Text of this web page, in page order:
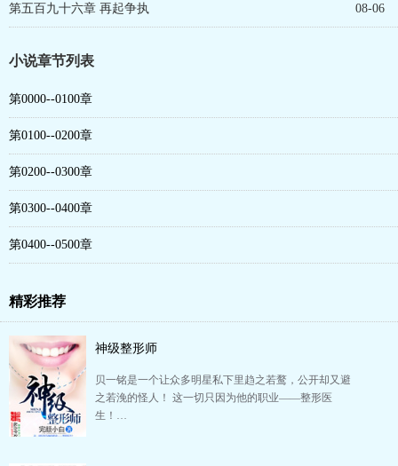
第五百九十六章 再起争执 08-06
小说章节列表
第0000--0100章
第0100--0200章
第0200--0300章
第0300--0400章
第0400--0500章
精彩推荐
神级整形师
贝一铭是一个让众多明星私下里趋之若鹜，公开却又避
之若浼的怪人！ 这一切只因为他的职业——整形医
生！…